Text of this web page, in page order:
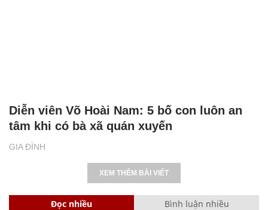
GIA ĐÌNH
Diễn viên Võ Hoài Nam: 5 bố con luôn an
tâm khi có bà xã quán xuyến
XEM THÊM BÀI VIẾT
Đọc nhiều Bình luận nhiều